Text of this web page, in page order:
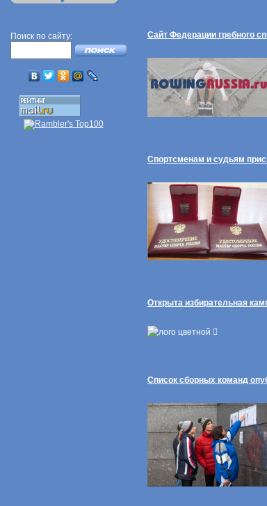
Поиск по сайту: Сайт Федерации гребного
Спортсменам и судьям
Открыта избирательная
Список сборных команд